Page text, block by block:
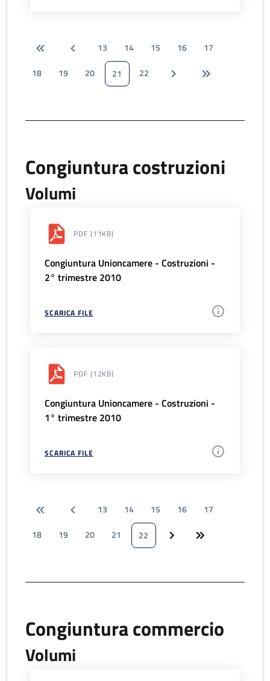
13 14 15 16
17
18
19 20 21 22
Congiuntura costruzioni
Volumi
PDF (11KB)
Congiuntura Unioncamere - Costruzioni -
2° trimestre 2010
SCARICA FILE
PDF (12KB)
Congiuntura Unioncamere - Costruzioni -
1° trimestre 2010
SCARICA FILE
13 14 15 16
17
18
19 20 21 22
Congiuntura commercio
Volumi